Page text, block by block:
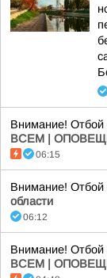
Внимание! Отбой
ВСЕМ |
06:15
Внимание! Отбой
области
06:12
Внимание! Отбой
ВСЕМ |